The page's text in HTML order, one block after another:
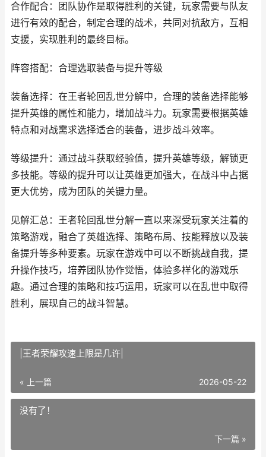
合作配合：团队协作是取得胜利的关键，玩家需要与队友
进行有效的配合，制定合理的战术，共同对抗敌方，互相
支援，实现胜利的最终目标。
阵容搭配：合理选取装备与提升等级
装备选择：在王者轮回乱世分解中，合理的装备选择能够
提升英雄的属性和能力，增加战斗力。玩家需要根据英雄
特点和对战需求选择适合的装备，进步战斗效率。
等级提升：通过战斗获取经验值，提升英雄等级，解锁更
多技能。等级的提升可以让英雄更加强大，在战斗中占据
更大优势，成为团队的关键力量。
见解汇总：王者轮回乱世分解一直以来深受玩家关注着的
策略游戏，融合了英雄选择、策略布局、技能释放以及装
备提升等多种要素。玩家在游戏中可以不断挑战自我，提
升操作技巧，培养团队协作觉悟，体验多样化的游戏乐
趣。通过合理的策略和技巧运用，玩家可以在乱世中取得
胜利，展现自己的战斗智慧。
|王者荣耀攻速上限是几许|
« 上一篇 2026-05-22
没有了！
下一篇 »